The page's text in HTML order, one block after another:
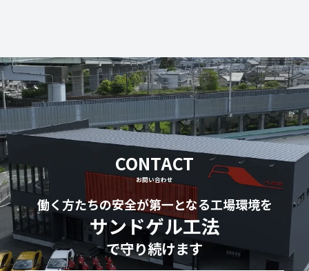
CONTACT
お問い合わせ
働く方たちの安全が第一となる工場環境を
サンドゲル工法
で守り続けます